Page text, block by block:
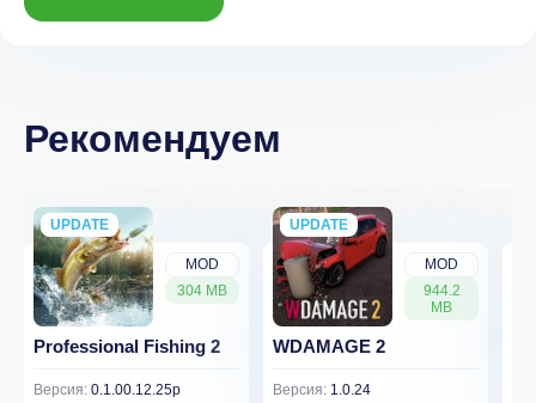
Рекомендуем
MOD
304 MB
UPDATE
NEW
Professional Fishing 2
Версия: 0.1.00.12.25p
MOD
944.2
MB
UPDATE
NEW
WDAMAGE 2
Версия: 1.0.24